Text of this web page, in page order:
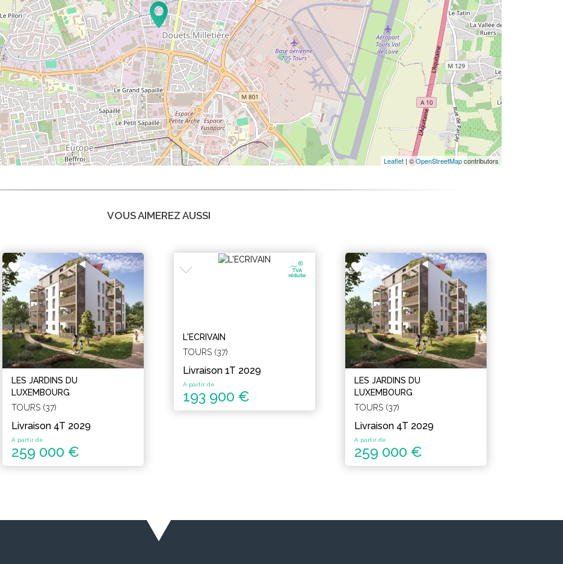
Leaflet | ©OpenStreetMapcontributors
VOUS AIMEREZ AUSSI
LES JARDINS DU
LUXEMBOURG
TOURS (37)
Livraison 4T 2029
A partir de
259 000 €
L'ECRIVAIN
TOURS (37)
Livraison 1T 2029
A partir de
193 900 €
LES JARDINS DU
LUXEMBOURG
TOURS (37)
Livraison 4T 2029
A partir de
259 000 €